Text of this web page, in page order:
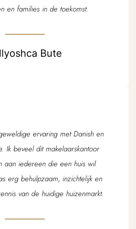
en families in de toekomst.
Bute
ervaring met Danish en
Ik beveel dit makelaarskantoor
aan iedereen die een huis wil
erg behulpzaam, inzichtelijk en
van de huidige huizenmarkt.